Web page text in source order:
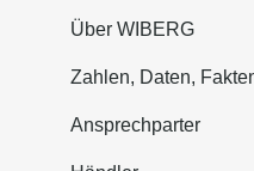
Über WIBERG
Zahlen, Daten,
Ansprechparter